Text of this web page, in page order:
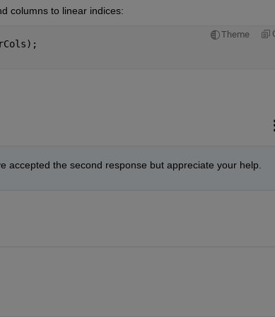
columns to linear indices:
Theme
accepted the second response but appreciate your help.